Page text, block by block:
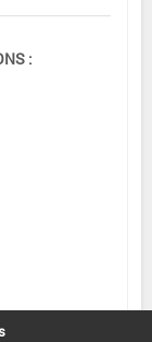
: